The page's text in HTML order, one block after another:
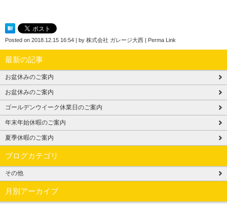
Posted on 2018.12.15 16:54 | by 株式会社 ガレージ大西 | Perma Link
最新の記事
お盆休みのご案内
お盆休みのご案内
ゴールデンウイーク休業日のご案内
年末年始休暇のご案内
夏季休暇のご案内
ブログカテゴリ
その他
月別アーカイブ